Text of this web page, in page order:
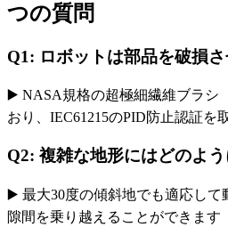
つの質問
Q1: ロボットは部品を破損さ
▶️ NASA規格の超極細繊維ブラシ
おり、IEC61215のPID防止認証を
Q2: 複雑な地形にはどのよ
▶️ 最大30度の傾斜地でも適応して
隙間を乗り越えることができま